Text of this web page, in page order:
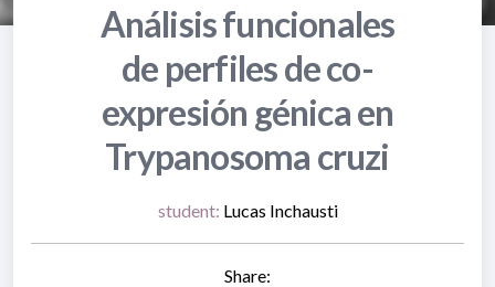
Análisis funcionales
de perfiles de co-
expresión génica en
Trypanosoma cruzi
student: Lucas Inchausti
Share: